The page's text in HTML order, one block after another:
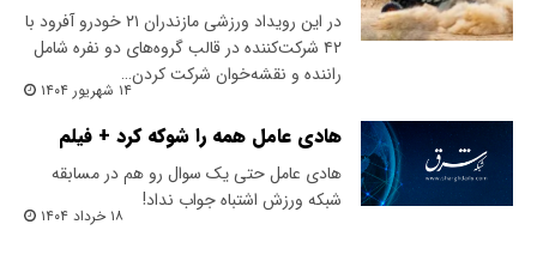
در این رویداد ورزشی مازندران ۲۱ خودرو آفرود با
۴۲ شرکت‌کننده در قالب گروه‌های دو نفره شامل
راننده و نقشه‌خوان شرکت کردن…
۱۴ شهریور ۱۴۰۴
هادی عامل همه را شوکه کرد + فیلم
هادی عامل حتی یک سوال رو هم در مسابقه
شبکه ورزش اشتباه جواب نداد!
۱۸ خرداد ۱۴۰۴